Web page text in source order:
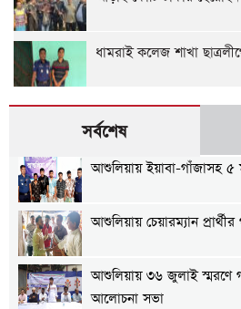
ধামরাই কলেজ শাখা
সর্বশেষ
আশুলিয়ায় ইয়াবা-গাঁজাসহ ৫
আশুলিয়ায় চেয়ারম্যান
আশুলিয়ায় ৩৬ জুলাই স্মরণে
আলোচনা সভা